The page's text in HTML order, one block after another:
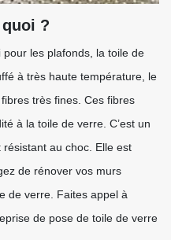
?
les plafonds, la toile de
à très haute température, le
très fines. Ces fibres
à la toile de verre. C’est un
au choc. Elle est
de rénover vos murs
de verre. Faites appel à
de pose de toile de verre